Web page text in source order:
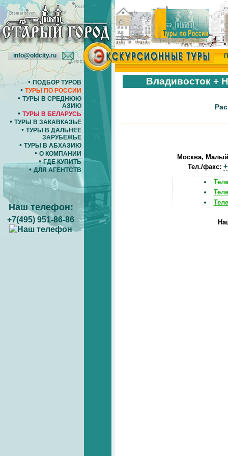
info@oldcity.ru
•ПОДБОР ТУРОВ
• ТУРЫ ПО РОССИИ
• ТУРЫ В СРЕДНЮЮ
АЗИЮ
• ТУРЫ В БЕЛАРУСЬ
• ТУРЫ В ЗАКАВКАЗЬЕ
• ТУРЫ В ДАЛЬНЕЕ
ЗАРУБЕЖЬЕ
• ТУРЫ В АБХАЗИЮ
• О КОМПАНИИ
•ГДЕ КУПИТЬ
• ДЛЯ АГЕНТСТВ
Наш телефон:
+7(495) 951-86-86
Владивосток +
Москва, Малый
Тел./факс: